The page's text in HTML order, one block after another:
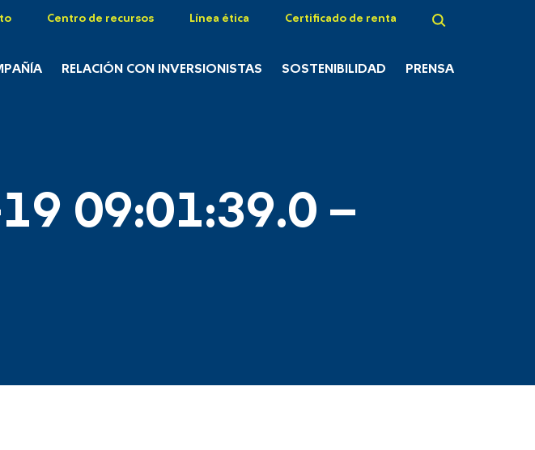
Centro de recursos Línea ética Certificado de renta
RELACIÓN CON INVERSIONISTAS SOSTENIBILIDAD PRENSA
09:01:39.0 –